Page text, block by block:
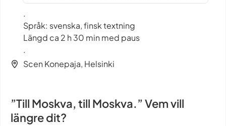
.
Språk: svenska, finsk textning
Längd ca 2 h 30 min med paus
.
Scen Konepaja, Helsinki
”Till Moskva, till Moskva.” Vem vill
längre dit?